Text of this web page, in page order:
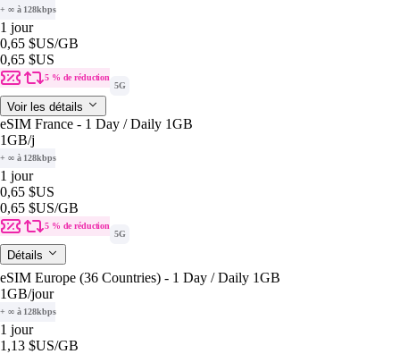
+ ∞ à 128kbps
1 jour
0,65 $US/GB
0,65 $US
5 % de réduction
5G
Voir les détails
eSIM France - 1 Day / Daily 1GB
1GB/j
+ ∞ à 128kbps
1 jour
0,65 $US
0,65 $US/GB
5 % de réduction
5G
Détails
eSIM Europe (36 Countries) - 1 Day / Daily 1GB
1GB/jour
+ ∞ à 128kbps
1 jour
1,13 $US/GB